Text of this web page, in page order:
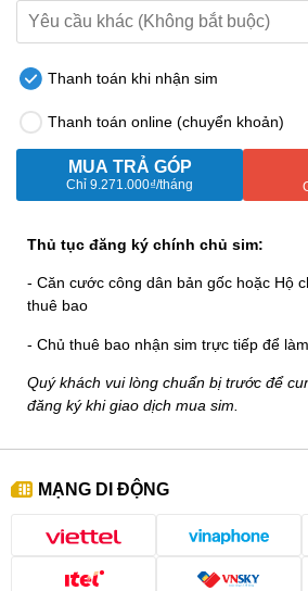
Thanh toán khi nhận sim
Thanh toán online (chuyển khoản)
MUA TRẢ GÓP
Chỉ 9.271.000₫/tháng
Thủ tục đăng ký chính chủ sim:
- Căn cước công dân bản gốc hoặc Hộ
thuê bao
- Chủ thuê bao nhận sim trực tiếp để
Quý khách vui lòng chuẩn bị trước để
đăng ký khi giao dịch mua sim.
MẠNG DI ĐỘNG